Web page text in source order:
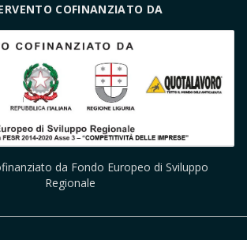
COFINANZIATO DA
da Fondo Europeo di Sviluppo
Regionale